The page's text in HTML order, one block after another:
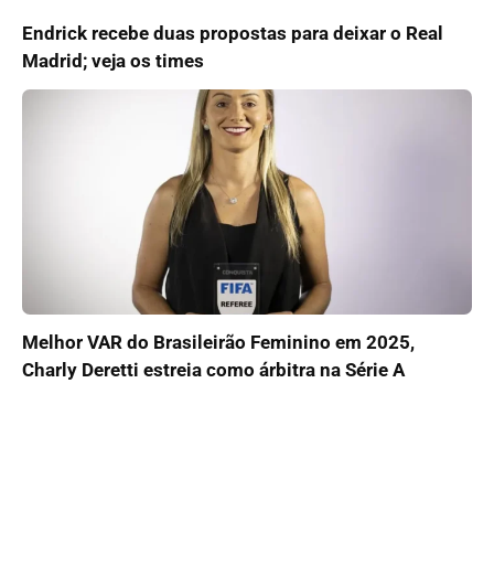
Endrick recebe duas propostas para deixar o Real
Madrid; veja os times
Melhor VAR do Brasileirão Feminino em 2025,
Charly Deretti estreia como árbitra na Série A